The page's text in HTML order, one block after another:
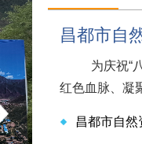
昌都市自
为庆祝“
红色血脉、凝
昌都市自然